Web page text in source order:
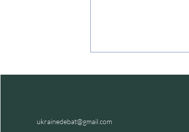
ukrainedebat@gmail.com